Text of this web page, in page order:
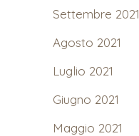
Settembre 2021
Agosto 2021
Luglio 2021
Giugno 2021
Maggio 2021